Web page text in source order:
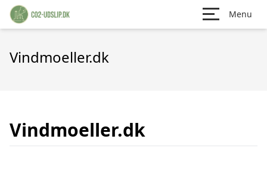
Menu
Vindmoeller.dk
Vindmoeller.dk